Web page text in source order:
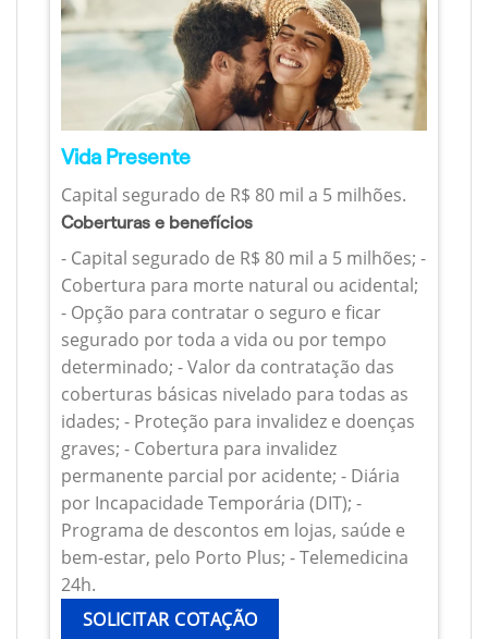
Vida Presente
Capital segurado de R$ 80 mil a 5 milhões.
Coberturas e benefícios
- Capital segurado de R$ 80 mil a 5 milhões; -
Cobertura para morte natural ou acidental;
- Opção para contratar o seguro e ficar
segurado por toda a vida ou por tempo
determinado; - Valor da contratação das
coberturas básicas nivelado para todas as
idades; - Proteção para invalidez e doenças
graves; - Cobertura para invalidez
permanente parcial por acidente; - Diária
por Incapacidade Temporária (DIT); -
Programa de descontos em lojas, saúde e
bem-estar, pelo Porto Plus; - Telemedicina
24h.
SOLICITAR COTAÇÃO